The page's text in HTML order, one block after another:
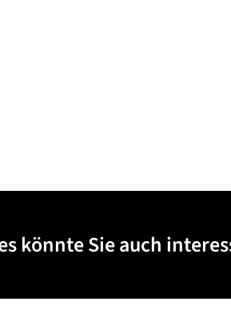
könnte Sie auch